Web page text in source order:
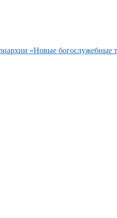
«Новые богослужебные